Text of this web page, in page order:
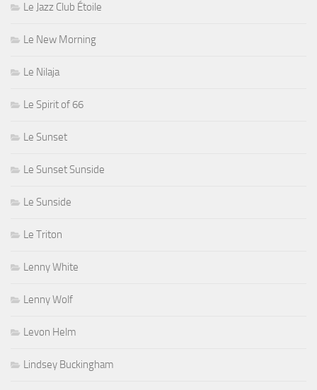
Le Jazz Club Étoile
Le New Morning
Le Nilaja
Le Spirit of 66
Le Sunset
Le Sunset Sunside
Le Sunside
Le Triton
Lenny White
Lenny Wolf
Levon Helm
Lindsey Buckingham